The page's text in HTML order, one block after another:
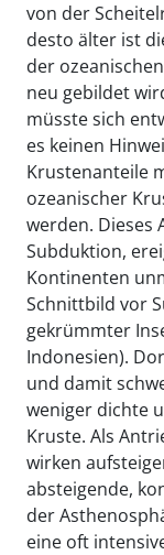
von der
desto älter ist
der
neu gebildet
müsste sich
es keinen
Krustenanteile
ozeanischer
werden. Dieses
Subduktion,
Kontinenten
Schnittbild vor
gekrümmter
Indonesien).
und damit
weniger dichte
Kruste. Als
wirken
absteigende,
der
eine oft